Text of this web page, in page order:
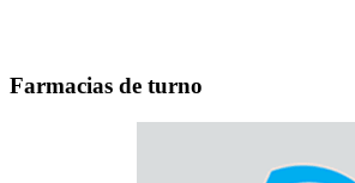
Farmacias de turno